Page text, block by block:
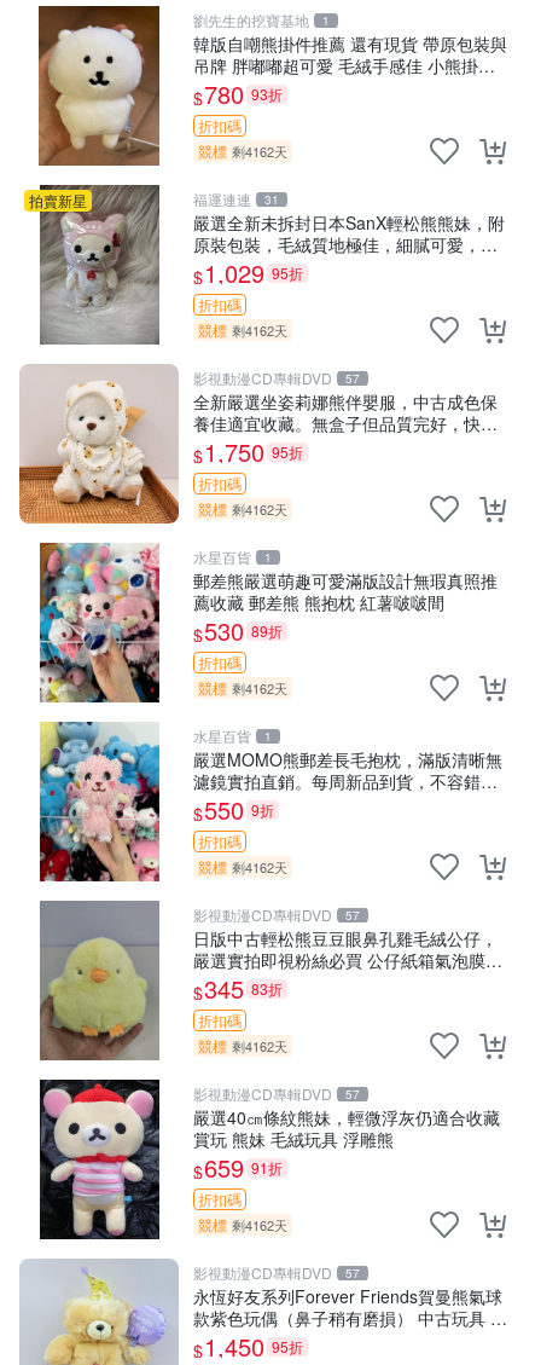
劉先生的挖寶基地 1
韓版自嘲熊掛件推薦 還有現貨 帶原包裝與
吊牌 胖嘟嘟超可愛 毛絨手感佳 小熊掛件
自嘲抱枕 小熊抱枕
$780 93折
折扣碼
競標 剩4162天
拍賣新星 福運連連 31
嚴選全新未拆封日本SanX輕松熊熊妹，附
原裝包裝，毛絨質地極佳，細膩可愛，推
薦收藏兼送禮，適合女性好友或家人，限
量釋出。鬆熊、熊玩偶、收藏品
$1,029 95折
折扣碼
競標 剩4162天
影視動漫CD專輯DVD 57
全新嚴選坐姿莉娜熊伴嬰服，中古成色保
養佳適宜收藏。無盒子但品質完好，快速
出貨。建議入手！ 中古 玩偶 滬漫
$1,750 95折
折扣碼
競標 剩4162天
水星百貨 1
郵差熊嚴選萌趣可愛滿版設計無瑕真照推
薦收藏 郵差熊 熊抱枕 紅薯啵啵間
$530 89折
折扣碼
競標 剩4162天
水星百貨 1
嚴選MOMO熊郵差長毛抱枕，滿版清晰無
濾鏡實拍直銷。每周新品到貨，不容錯
過！ 郵差熊 長毛 抱枕
$550 9折
折扣碼
競標 剩4162天
影視動漫CD專輯DVD 57
日版中古輕松熊豆豆眼鼻孔雞毛絨公仔，
嚴選實拍即視粉絲必買 公仔紙箱氣泡膜精
心包裝快速發貨 輕松熊 公仔 雞毛絨
$345 83折
折扣碼
競標 剩4162天
影視動漫CD專輯DVD 57
嚴選40㎝條紋熊妹，輕微浮灰仍適合收藏
賞玩 熊妹 毛絨玩具 浮雕熊
$659 91折
折扣碼
競標 剩4162天
影視動漫CD專輯DVD 57
永恆好友系列Forever Friends賀曼熊氣球
款紫色玩偶（鼻子稍有磨損） 中古玩具 氣
球熊 玩偶
$1,450 95折